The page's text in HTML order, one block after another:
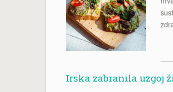
Irska zabranila uzgoj